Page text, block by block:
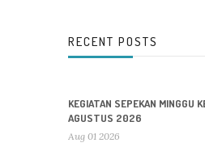
RECENT POSTS
KEGIATAN SEPEKAN MINGGU
AGUSTUS 2026
Aug 01 2026